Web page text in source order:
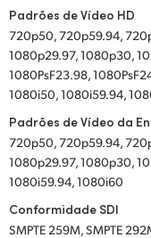
Padrões de Vídeo HD
720p50, 720p59.94,
1080p29.97, 1080p30,
1080PsF23.98,
1080i50, 1080i59.94,
Padrões de Vídeo da
720p50, 720p59.94,
1080p29.97, 1080p30,
1080i59.94, 1080i60
Conformidade SDI
SMPTE 259M, SMPTE